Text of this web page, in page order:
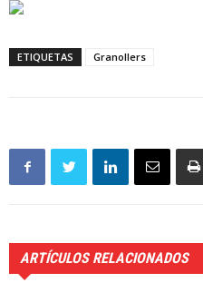
ETIQUETAS Granollers
ARTÍCULOS RELACIONADOS